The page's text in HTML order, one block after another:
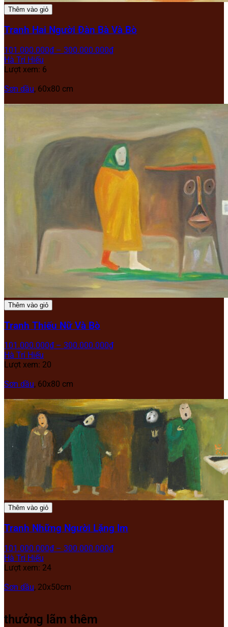
Thêm vào giỏ
Tranh Hai Người Đàn Bà Và Bò
101.000.000₫ – 300.000.000₫
Hà Trí Hiếu
Lượt xem: 6
Sơn dầu, 60x80 cm
Thêm vào giỏ
Tranh Thiếu Nữ Và Bò
101.000.000₫ – 300.000.000₫
Hà Trí Hiếu
Lượt xem: 20
Sơn dầu, 60x80 cm
Thêm vào giỏ
Tranh Những Người Lặng Im
101.000.000₫ – 300.000.000₫
Hà Trí Hiếu
Lượt xem: 24
Sơn dầu, 20x50cm
thưởng lãm thêm